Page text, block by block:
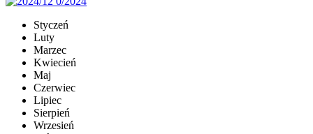
Styczeń
Luty
Marzec
Kwiecień
Maj
Czerwiec
Lipiec
Sierpień
Wrzesień